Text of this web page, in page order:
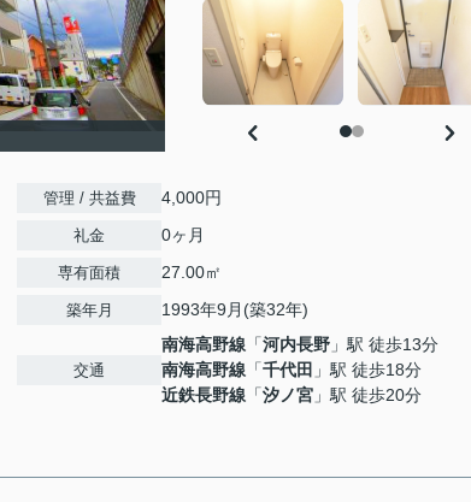
管理 / 共益費 4,000円
礼金 0ヶ月
専有面積 27.00㎡
築年月 1993年9月(築32年)
交通
南海高野線 「河内長野 」駅 徒歩13分
南海高野線 「千代田 」駅 徒歩18分
近鉄長野線 「汐ノ宮 」駅 徒歩20分